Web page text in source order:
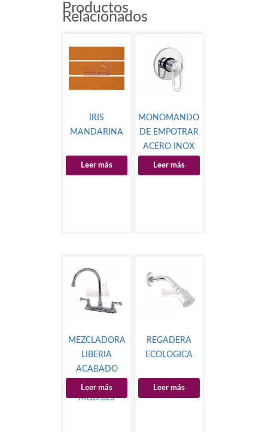
Productos
Relacionados
IRIS
MANDARINA
Leer más
MONOMANDO
DE EMPOTRAR
ACERO INOX
Leer más
MEZCLADORA
LIBERIA
ACABADO
SATINADO
MOD.8LS
Leer más
REGADERA
ECOLOGICA
Leer más